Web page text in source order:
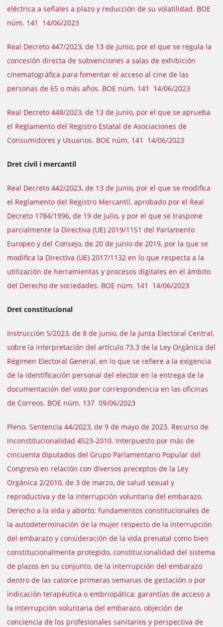
eléctrica a señales a plazo y reducción de su volatilidad. BOE
núm. 141 14/06/2023
Real Decreto 447/2023, de 13 de junio, por el que se regula la
concesión directa de subvenciones a salas de exhibición
cinematográfica para fomentar el acceso al cine de las
personas de 65 o más años. BOE núm. 141 14/06/2023
Real Decreto 448/2023, de 13 de junio, por el que se aprueba
el Reglamento del Registro Estatal de Asociaciones de
Consumidores y Usuarios. BOE núm. 141 14/06/2023
Dret civil i mercantil
Real Decreto 442/2023, de 13 de junio, por el que se modifica
el Reglamento del Registro Mercantil, aprobado por el Real
Decreto 1784/1996, de 19 de julio, y por el que se traspone
parcialmente la Directiva (UE) 2019/1151 del Parlamento
Europeo y del Consejo, de 20 de junio de 2019, por la que se
modifica la Directiva (UE) 2017/1132 en lo que respecta a la
utilización de herramientas y procesos digitales en el ámbito
del Derecho de sociedades. BOE núm. 141 14/06/2023
Dret constitucional
Instrucción 5/2023, de 8 de junio, de la Junta Electoral Central,
sobre la interpretación del artículo 73.3 de la Ley Orgánica del
Régimen Electoral General, en lo que se refiere a la exigencia
de la identificación personal del elector en la entrega de la
documentación del voto por correspondencia en las oficinas
de Correos. BOE núm. 137 09/06/2023
Pleno. Sentencia 44/2023, de 9 de mayo de 2023. Recurso de
inconstitucionalidad 4523-2010. Interpuesto por más de
cincuenta diputados del Grupo Parlamentario Popular del
Congreso en relación con diversos preceptos de la Ley
Orgánica 2/2010, de 3 de marzo, de salud sexual y
reproductiva y de la interrupción voluntaria del embarazo.
Derecho a la vida y aborto: fundamentos constitucionales de
la autodeterminación de la mujer respecto de la interrupción
del embarazo y consideración de la vida prenatal como bien
constitucionalmente protegido, constitucionalidad del sistema
de plazos en su conjunto, de la interrupción del embarazo
dentro de las catorce primeras semanas de gestación o por
indicación terapéutica o embriopática; garantías de acceso a
la interrupción voluntaria del embarazo, objeción de
conciencia de los profesionales sanitarios y perspectiva de